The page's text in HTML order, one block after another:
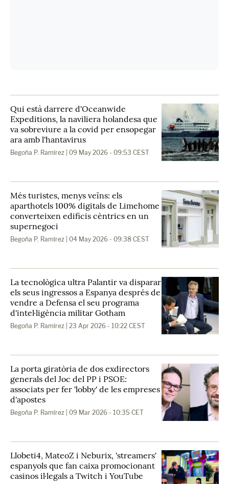
Qui està darrere d'Oceanwide
Expeditions, la naviliera holandesa que
va sobreviure a la covid per ensopegar
ara amb l'hantavirus
Begoña P. Ramírez | 09 May 2026 - 09:53 CEST
Més turistes, menys veïns: els
aparthotels 100% digitals de Limehome
converteixen edificis cèntrics en un
supernegoci
Begoña P. Ramírez | 04 May 2026 - 09:38 CEST
La tecnològica ultra Palantir va disparar
els seus ingressos a Espanya després de
vendre a Defensa el seu programa
d'intel·ligència militar Gotham
Begoña P. Ramírez | 23 Apr 2026 - 10:22 CEST
La porta giratòria de dos exdirectors
generals del Joc del PP i PSOE:
associats per fer 'lobby' de les empreses
d'apostes
Begoña P. Ramírez | 09 Mar 2026 - 10:35 CET
Llobeti4, MateoZ i Neburix, 'streamers'
espanyols que fan caixa promocionant
casinos il·legals a Twitch i YouTube